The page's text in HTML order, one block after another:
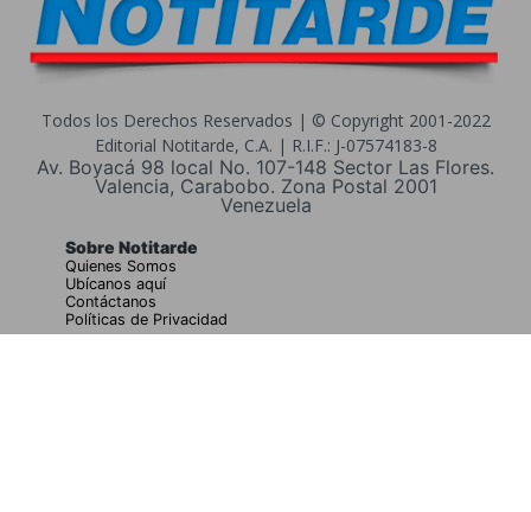
Todos los Derechos Reservados | © Copyright 2001-2022
Editorial Notitarde, C.A. | R.I.F.: J-07574183-8
Av. Boyacá 98 local No. 107-148 Sector Las Flores.
Valencia, Carabobo. Zona Postal 2001
Venezuela
Sobre Notitarde
Quienes Somos
Ubícanos aquí
Contáctanos
Políticas de Privacidad